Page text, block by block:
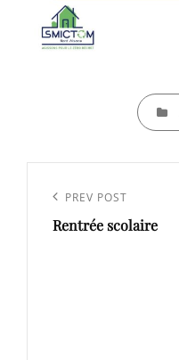
l’article
Previous
Post
PREV POST
Rentrée scolaire